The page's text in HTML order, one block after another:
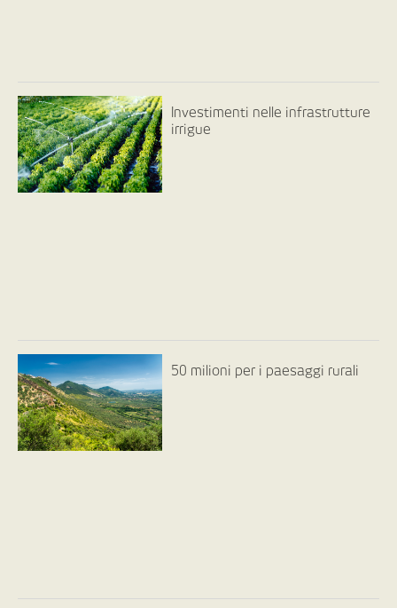
Investimenti nelle infrastrutture
irrigue
50 milioni per i paesaggi rurali